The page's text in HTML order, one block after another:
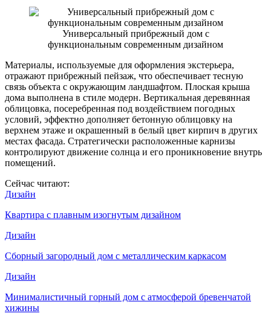
Универсальный прибрежный дом с
функциональным современным дизайном
Материалы, используемые для оформления экстерьера,
отражают прибрежный пейзаж, что обеспечивает тесную
связь объекта с окружающим ландшафтом. Плоская крыша
дома выполнена в стиле модерн. Вертикальная деревянная
облицовка, посеребренная под воздействием погодных
условий, эффектно дополняет бетонную облицовку на
верхнем этаже и окрашенный в белый цвет кирпич в других
местах фасада. Стратегически расположенные карнизы
контролируют движение солнца и его проникновение внутрь
помещений.
Сейчас читают:
Дизайн
Квартира с плавным изогнутым дизайном
Дизайн
Сборный загородный дом с металлическим каркасом
Дизайн
Минималистичный горный дом с атмосферой бревенчатой
хижины